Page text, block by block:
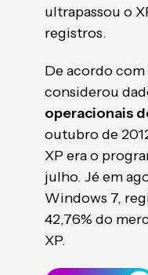
ultrapassou o
registros.
De acordo
considerou
operacionais
outubro de
XP era o
julho. Jé em
Windows 7,
42,76% do
XP.